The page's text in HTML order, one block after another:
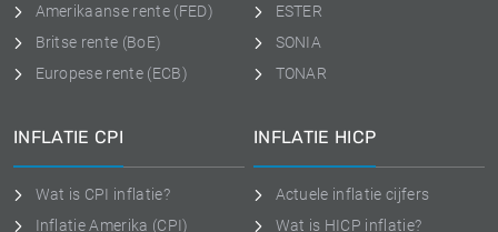
Amerikaanse rente (FED)
Britse rente (BoE)
Europese rente (ECB)
ESTER
SONIA
TONAR
INFLATIE CPI
Wat is CPI inflatie?
Inflatie Amerika (CPI)
INFLATIE HICP
Actuele inflatie cijfers
Wat is HICP inflatie?